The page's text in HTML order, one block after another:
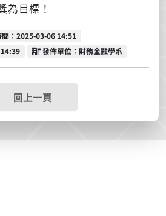
為目標！
間：2025-03-06 14:51
發佈單位
發佈單位：財務金融學系
回上一頁